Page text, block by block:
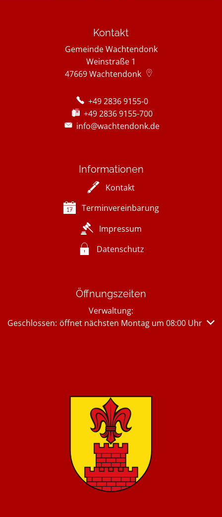
Kontakt
Gemeinde Wachtendonk
Weinstraße 1
47669Wachtendonk
+49 2836 9155-0
+49 2836 9155-700
info@wachtendonk.de
Informationen
Kontakt
Terminvereinbarung
Impressum
Datenschutz
Öffnungszeiten
Verwaltung:
Klicken, um weitere Öffnungs- oder Schließzeiten
Geschlossen: öffnet nächsten Montag um 08:00 Uhr